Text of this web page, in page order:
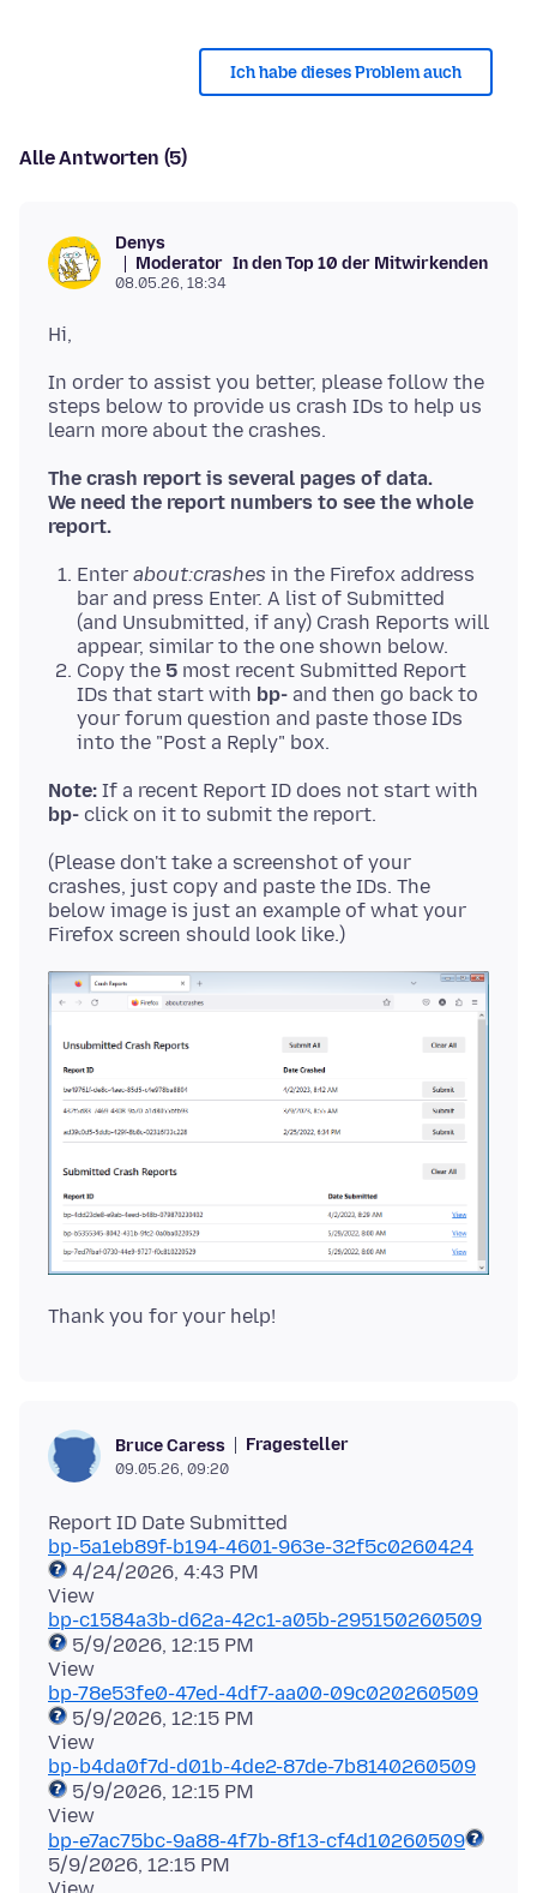
Ich habe dieses Problem auch
Alle Antworten (5)
Denys
Moderator In den Top 10 der Mitwirkenden
08.05.26, 18:34
In order to assist you better, please follow the
steps below to provide us crash IDs to help us
The crash report is several pages of data.
We need the report numbers to see the whole
report.
Enter about:crashes in the Firefox address
bar and press Enter. A list of Submitted
(and Unsubmitted, if any) Crash Reports will
appear, similar to the one shown below.
Copy the 5 most recent Submitted Report
IDs that start with bp- and then go back to
your forum question and paste those IDs
into the "Post a Reply" box.
Note: If a recent Report ID does not start with
bp-
(Please don't take a screenshot of your
crashes, just copy and paste the IDs. The
below image is just an example of what your
Bruce Caress Fragesteller
09.05.26, 09:20
bp-5a1eb89f-b194-4601-963e-32f5c0260424
4/24/2026, 4:43 PM
bp-c1584a3b-d62a-42c1-a05b-295150260509
5/9/2026, 12:15 PM
bp-78e53fe0-47ed-4df7-aa00-09c020260509
5/9/2026, 12:15 PM
bp-b4da0f7d-d01b-4de2-87de-7b8140260509
5/9/2026, 12:15 PM
bp-e7ac75bc-9a88-4f7b-8f13-cf4d10260509
5/9/2026, 12:15 PM